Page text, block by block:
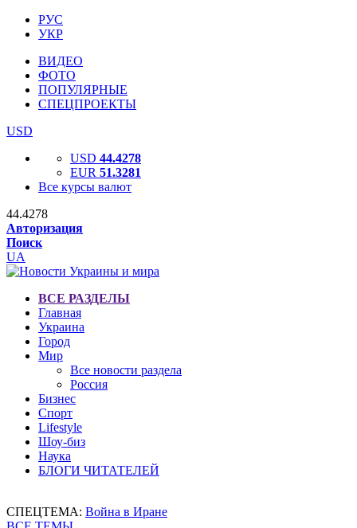
РУС
УКР
ВИДЕО
ФОТО
ПОПУЛЯРНЫЕ
СПЕЦПРОЕКТЫ
USD
USD 44.4278
EUR 51.3281
Все курсы валют
44.4278
Авторизация
Поиск
UA
ВСЕ РАЗДЕЛЫ
Главная
Украина
Город
Мир
Все новости раздела
Россия
Бизнес
Спорт
Lifestyle
Шоу-биз
Наука
БЛОГИ ЧИТАТЕЛЕЙ
СПЕЦТЕМА: Война в Иране